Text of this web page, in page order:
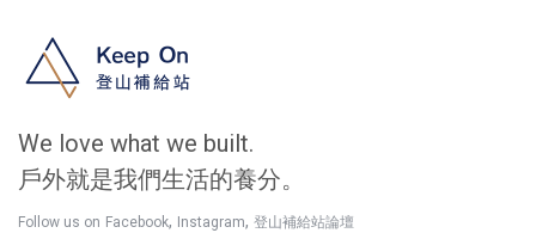
We love what we built.
戶外就是我們生活的養分。
Follow us on Facebook, Instagram, 登山補給站論壇